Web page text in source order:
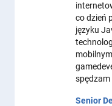
co dzień
języku
Senior